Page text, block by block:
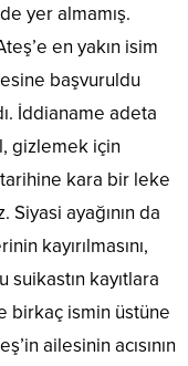
yer almamış.
en yakın isim
başvuruldu
İddianame adeta
gizlemek için
tarihine kara bir leke
ayağının da
kayırılmasını,
suikastın kayıtlara
birkaç ismin üstüne
ailesinin acısının